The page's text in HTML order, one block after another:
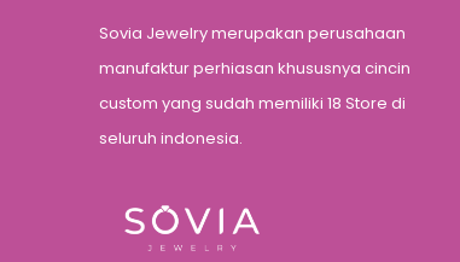
Sovia Jewelry merupakan perusahaan
manufaktur perhiasan khususnya cincin
custom yang sudah memiliki 18 Store di
seluruh indonesia.